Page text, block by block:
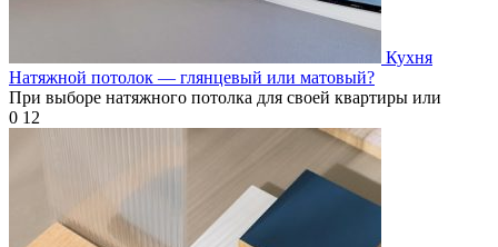
Кухня
Натяжной потолок — глянцевый или матовый?
При выборе натяжного потолка для своей квартиры или
0 12